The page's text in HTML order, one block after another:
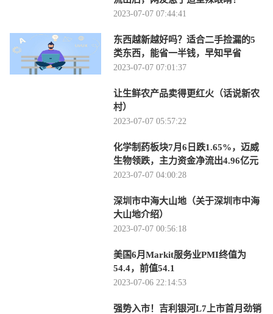
2023-07-07 07:44:41
东西越新越好吗？适合二手捡漏的5
类东西，能省一半钱，早知早省
2023-07-07 07:01:37
让生鲜农产品卖得更红火（话说新农
村）
2023-07-07 05:57:22
化学制药板块7月6日跌1.65%，迈威
生物领跌，主力资金净流出4.96亿元
2023-07-07 04:00:28
深圳市中海大山地（关于深圳市中海
大山地介绍）
2023-07-07 00:56:18
美国6月Markit服务业PMI终值为
54.4，前值54.1
2023-07-06 22:14:53
强势入市！吉利银河L7上市首月劲销